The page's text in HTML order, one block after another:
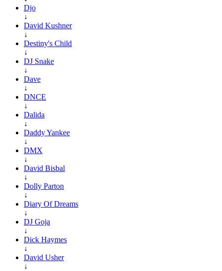
Djo
↓
David Kushner
↓
Destiny's Child
↓
DJ Snake
↓
Dave
↓
DNCE
↓
Dalida
↓
Daddy Yankee
↓
DMX
↓
David Bisbal
↓
Dolly Parton
↓
Diary Of Dreams
↓
DJ Goja
↓
Dick Haymes
↓
David Usher
↓